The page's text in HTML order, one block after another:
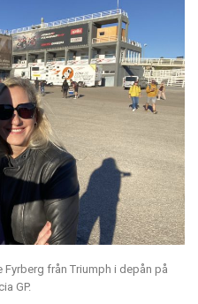
Fyrberg från Triumph i depån på
GP.